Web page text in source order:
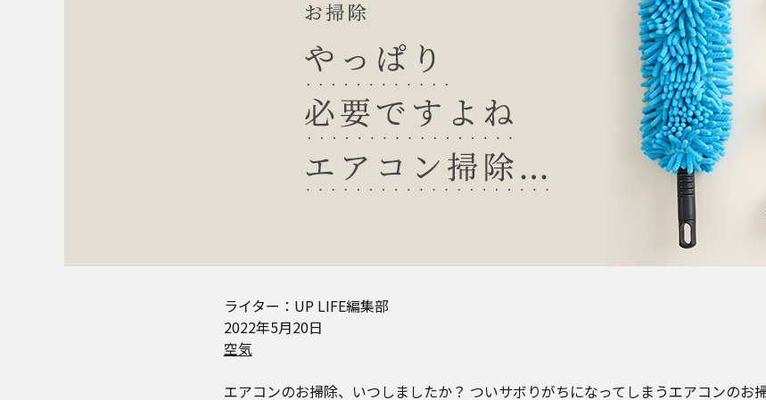
ライター：UP LIFE編集部
2022年5月20日
空気
エアコンのお掃除、いつしましたか？ ついサボりがちになってしまうエアコンのお